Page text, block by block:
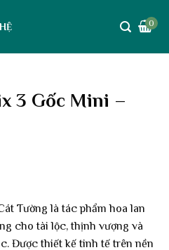
0
3 Gốc Mini –
Tường là tác phẩm hoa lan
cho tài lộc, thịnh vượng và
Được thiết kế tinh tế trên nền